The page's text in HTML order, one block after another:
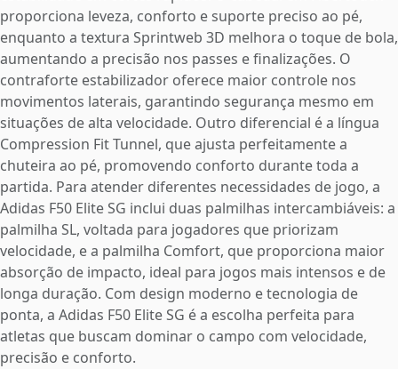
proporciona leveza, conforto e suporte preciso ao pé,
enquanto a textura Sprintweb 3D melhora o toque de bola,
aumentando a precisão nos passes e finalizações. O
contraforte estabilizador oferece maior controle nos
movimentos laterais, garantindo segurança mesmo em
situações de alta velocidade. Outro diferencial é a língua
Compression Fit Tunnel, que ajusta perfeitamente a
chuteira ao pé, promovendo conforto durante toda a
partida. Para atender diferentes necessidades de jogo, a
Adidas F50 Elite SG inclui duas palmilhas intercambiáveis: a
palmilha SL, voltada para jogadores que priorizam
velocidade, e a palmilha Comfort, que proporciona maior
absorção de impacto, ideal para jogos mais intensos e de
longa duração. Com design moderno e tecnologia de
ponta, a Adidas F50 Elite SG é a escolha perfeita para
atletas que buscam dominar o campo com velocidade,
precisão e conforto.